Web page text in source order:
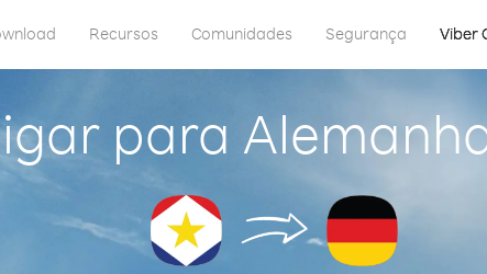
Recursos Comunidades Segurança Viber
para